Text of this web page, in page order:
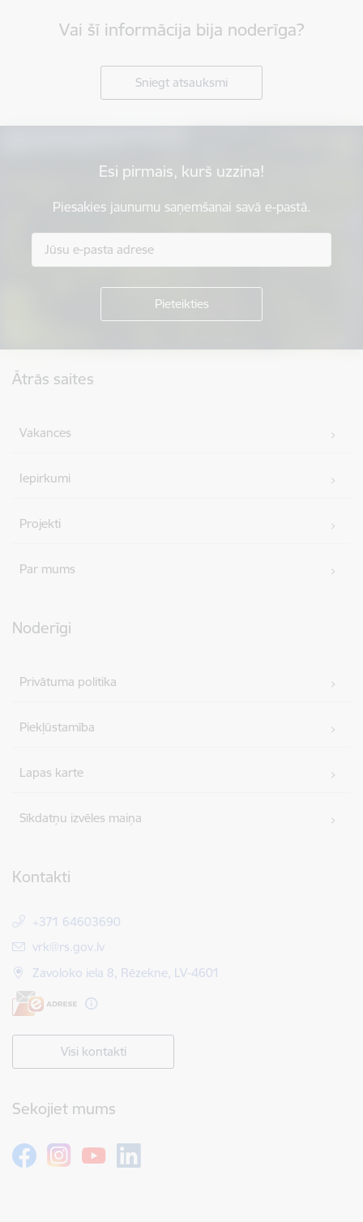
Vai šī informācija bija noderīga?
Sniegt atsauksmi
Esi pirmais, kurš uzzina!
Piesakies jaunumu saņemšanai savā e-pastā.
Ātrās saites
Vakances
Iepirkumi
Projekti
Par mums
Noderīgi
Privātuma politika
Piekļūstamība
Lapas karte
Sīkdatņu izvēles maiņa
Kontakti
+371 64603690
E-pasts:
vrk@rs.gov.lv
Zavoloko iela 8, Rēzekne, LV-4601
Visi kontakti
Sekojiet mums